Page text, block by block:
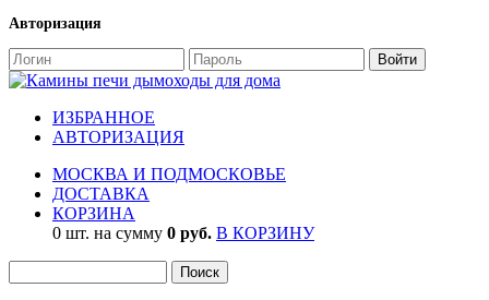
Авторизация
ИЗБРАННОЕ
АВТОРИЗАЦИЯ
МОСКВА И ПОДМОСКОВЬЕ
ДОСТАВКА
КОРЗИНА
0 шт. на сумму 0 руб. В КОРЗИНУ